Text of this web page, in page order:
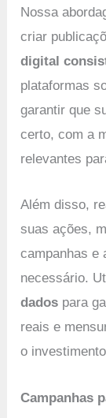
Nossa
criar
digital
plataformas
garantir que
certo, com a
relevantes
Além disso,
suas ações,
campanhas e
necessário.
dados para
reais e
o
Campanhas